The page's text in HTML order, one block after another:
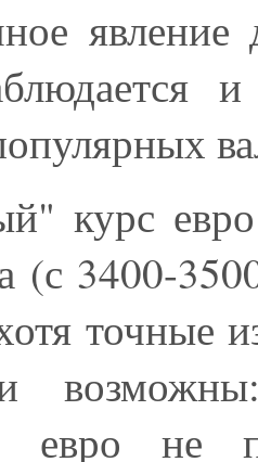
явление
курс
(с 3400-
точные
евро не